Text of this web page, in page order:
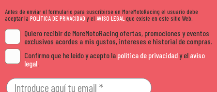
Antes de enviar el formulario para suscribirse en MoreMotoRacing el usuario debe
aceptar la POLÍTICA DE PRIVACIDADy el AVISO LEGALque existe en este sitio Web.
Quiero recibir de MoreMotoRacing ofertas, promociones y eventos
exclusivos acordes a mis gustos, intereses e historial de compras.
Confirmo que he leído y acepto la política de privacidady el aviso
legal